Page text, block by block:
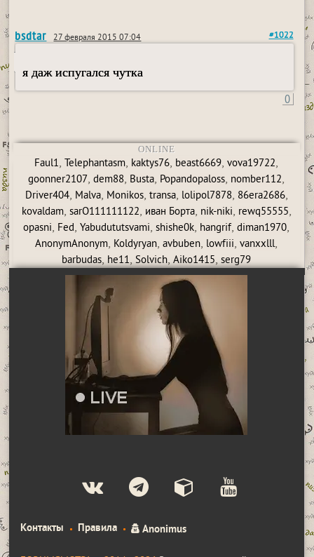
bsdtar 27 февраля 2015 07:04 #1022
я даж испугался чутка
0
ONLINE
Faul1,Telephantasm, kaktys76, beast6669,vova19722,
goonner2107,dem88, Busta, Popandopaloss, nomber112,
Driver404, Malva, Monikos, transa, lolipol7878, 86era2686,
kovaldam, sarO111111122, иван Борта, nik-niki, rewq55555,
opasni, Fed,Yabudututsvami,shishe0k, hangrif,diman1970,
AnonymAnonym, Koldyryan,avbuben, lowfiii,vanxxlll,
barbudas, he11,Solvich,Aiko1415,serg79
Контакты Правила Anonimus